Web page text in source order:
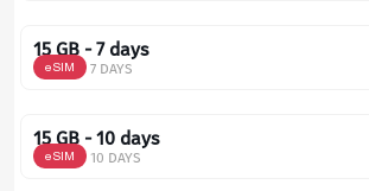
15 GB - 7 days
eSIM 7 DAYS
15 GB - 10 days
eSIM 10 DAYS